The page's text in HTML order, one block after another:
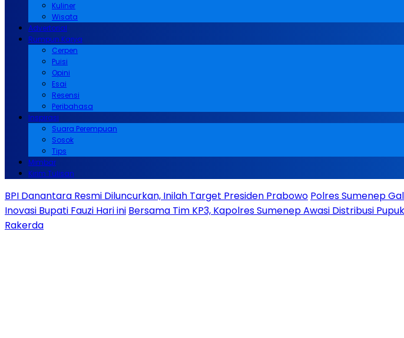
Kuliner
Wisata
Advertorial
Rumpun Karya
Cerpen
Puisi
Opini
Esai
Resensi
Peribahasa
Inspirasi
Suara Perempuan
Sosok
Tips
Mimbar
Kirim Tulisan
BPI Danantara Resmi Diluncurkan, Inilah Target Presiden Prabowo Polres Sumenep
Inovasi Bupati Fauzi Hari ini Bersama Tim KP3, Kapolres Sumenep Awasi Distribusi
Rakerda